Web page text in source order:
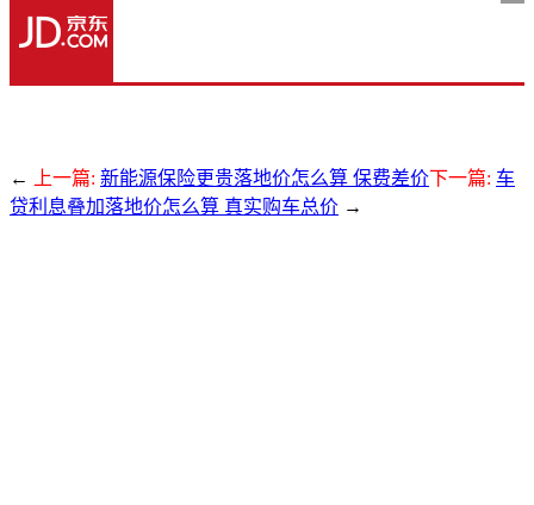
← 上一篇: 新能源保险更贵落地价怎么算 保费差价下一篇: 车
贷利息叠加落地价怎么算 真实购车总价 →